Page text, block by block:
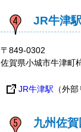
JR牛津駅
〒849-0302
佐賀県小城市牛津町
JR牛津駅 （外
九州佐